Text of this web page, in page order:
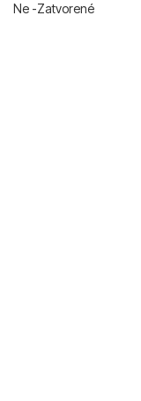
Ne -Zatvorené